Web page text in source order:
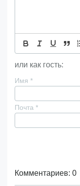
или как гость:
Имя *
Почта *
Комментариев: 0